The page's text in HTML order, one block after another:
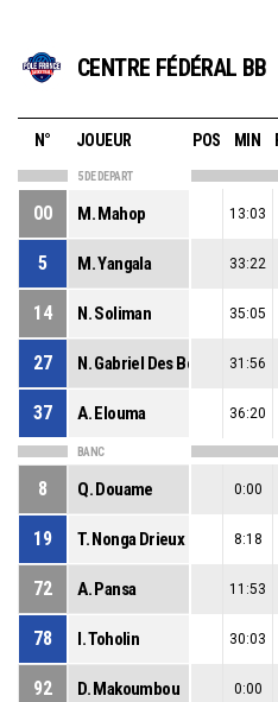
CENTRE FÉDÉRAL BB
N° JOUEUR POS MIN
5 DE DEPART
00 M. Mahop 13:03
5 M. Yangala 33:22
14 N. Soliman 35:05
27 N. Gabriel Des Bordes 31:56
37 A. Elouma 36:20
BANC
8 Q. Douame 0:00
19 T. Nonga Drieux 8:18
72 A. Pansa 11:53
78 I. Toholin 30:03
92 D. Makoumbou 0:00